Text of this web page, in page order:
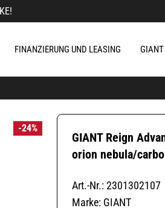
FINANZIERUNG UND LEASING GIANT
-24%
GIANT Reign
orion nebula/
Art.-Nr.: 2301302107
Marke: GIANT